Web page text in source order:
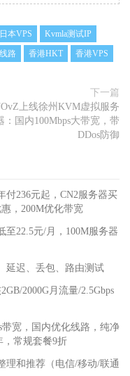
本VPS
Kvmla测试IP
路 香港HKT 香港VPS
下一篇
上线徐州KVM虚拟服务
：国内100Mbps大带宽，带
DDos防御
付236元起，CN2服务器买
，200M优化带宽
22.5元/月，100M服务器
延迟、丢包、路由测试
2000G月流量/2.5Gbps
带宽，国内优化线路，纯净
，常规套餐9折
理和推荐（电信/移动/联通